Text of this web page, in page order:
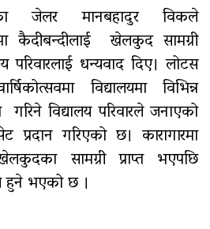
जेलर मानबहादुर विकले
कैदीबन्दीलाई खेलकुद सामग्री
परिवारलाई धन्यवाद दिए। लोटस
विद्यालयमा विभिन्न
विद्यालय परिवारले जनाएको
गरिएको छ। कारागारमा
सामग्री प्राप्त भएपछि
भएको छ ।